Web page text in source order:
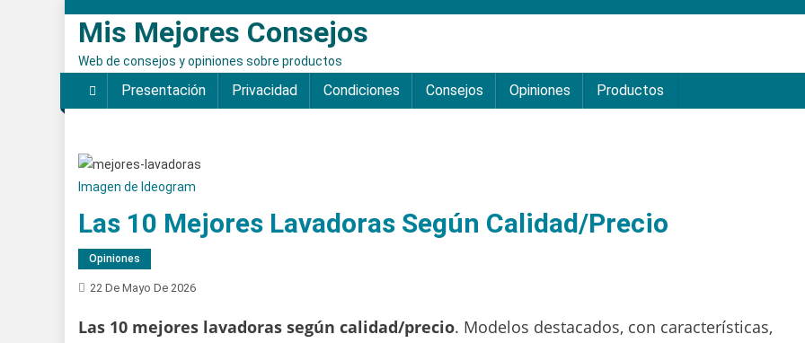
contenido
Mis Mejores Consejos
Web de consejos y opiniones sobre productos
Presentación Privacidad Condiciones Consejos Opiniones Productos
Imagen de Ideogram
Las 10 Mejores Lavadoras Según Calidad/precio
Opiniones
22 De Mayo De 2026
Las 10 mejores lavadoras según calidad/precio. Modelos destacados, con características,